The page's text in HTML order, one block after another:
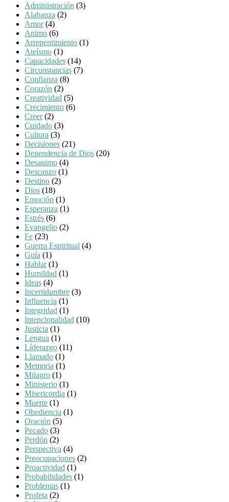
Administración (3)
Alabanza (2)
Amor(4)
Animo (6)
Arrepentimiento (1)
Ateísmo (1)
Capacidades (14)
Circunstancias (7)
Confianza (8)
Corazón (2)
Creatividad (5)
Crecimiento (6)
Creer(2)
Cuidado (3)
Cultura (3)
Decisiones (21)
Dependencia de Dios (20)
Desanimo (4)
Descanzo (1)
Destino (2)
Dios (18)
Emoción (1)
Esperanza (1)
Estrés (6)
Evangelio (2)
Fe (23)
Guerra Espiritual (4)
Guía (1)
Hablar(1)
Humildad (1)
Ideas (4)
Incertidumbre (3)
Influencia (1)
Integridad (1)
Intencionalidad (10)
Justicia (1)
Lengua (1)
Líderazgo (11)
Llamado (1)
Memoria (1)
Milagro (1)
Ministerio (1)
Misericordia (1)
Muerte (1)
Obediencia (1)
Oración (5)
Pecado (3)
Perdón (2)
Perspectiva (4)
Preocupaciones (2)
Proactividad (1)
Probabilidades (1)
Problemas (1)
Profeta (2)